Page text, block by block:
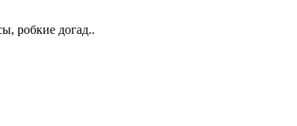
робкие догад..